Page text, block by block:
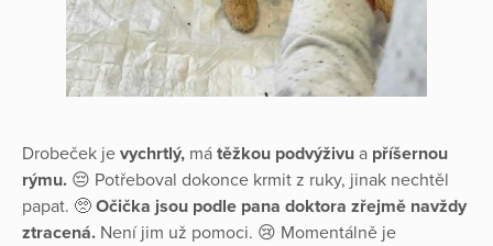
Drobeček je vychrtlý, má těžkou podvýživu a příšernou
rýmu. 😔 Potřeboval dokonce krmit z ruky, jinak nechtěl
papat. 🥺 Očička jsou podle pana doktora zřejmě navždy
ztracená. Není jim už pomoci. 😢 Momentálně je